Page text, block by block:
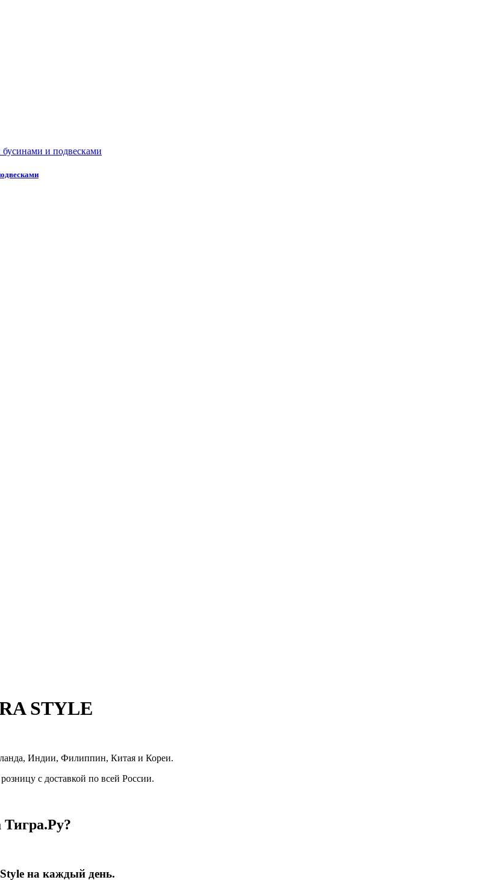
STYLE
Индии, Филиппин, Китая и Кореи.
с доставкой по всей России.
Style на каждый день.